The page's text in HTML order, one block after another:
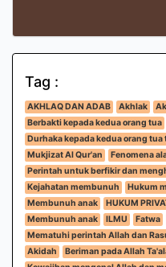
Tag :
AKHLAQ DAN ADAB Akhlak
Berbakti kepada kedua orang tua
Durhaka kepada kedua orang
Mukjizat Al Qur'an
Fenomena
Perintah untuk berfikir dan
Kejahatan membunuh
Hukum
Membunuh anak
HUKUM
Membunuh anak
ILMU Fatwa
Mematuhi perintah Allah dan
Akidah
Beriman pada Allah